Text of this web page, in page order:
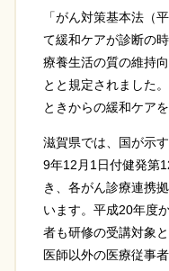
「がん対策基本法（
て緩和ケアが診断の
療養生活の質の維持
とと規定されました
ときからの緩和ケア
滋賀県では、国が示
9年12月1日付健発第
き、各がん診療連携
います。平成20年度
者も研修の受講対象
医師以外の医療従事